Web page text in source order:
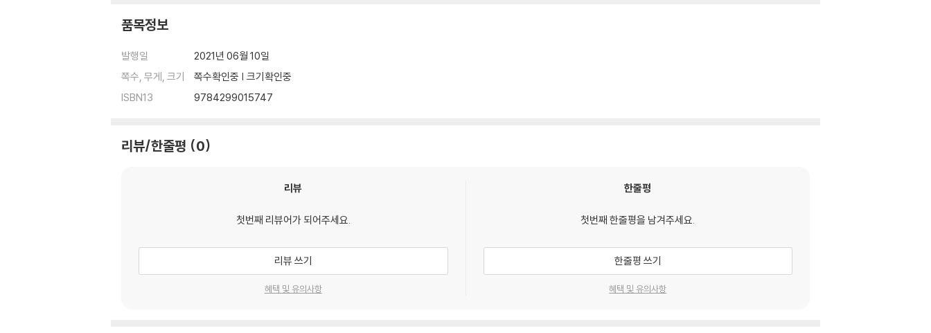
품목정보
발행일
2021년 06월 10일
쪽수, 무게, 크기
쪽수확인중 | 크기확인중
ISBN13
9784299015747
리뷰/한줄평 0
리뷰
첫번째 리뷰어가 되어주세요.
리뷰 쓰기
혜택 및 유의사항
한줄평
첫번째 한줄평을 남겨주세요.
한줄평 쓰기
혜택 및 유의사항